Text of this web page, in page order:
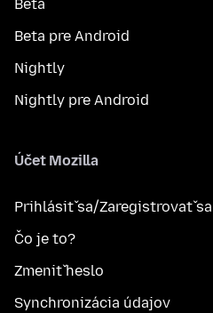
Beta
Beta pre Android
Nightly
Nightly pre Android
Účet Mozilla
Prihlásiť sa/Zaregistrovať sa
Čo je to?
Zmeniť heslo
Synchronizácia údajov